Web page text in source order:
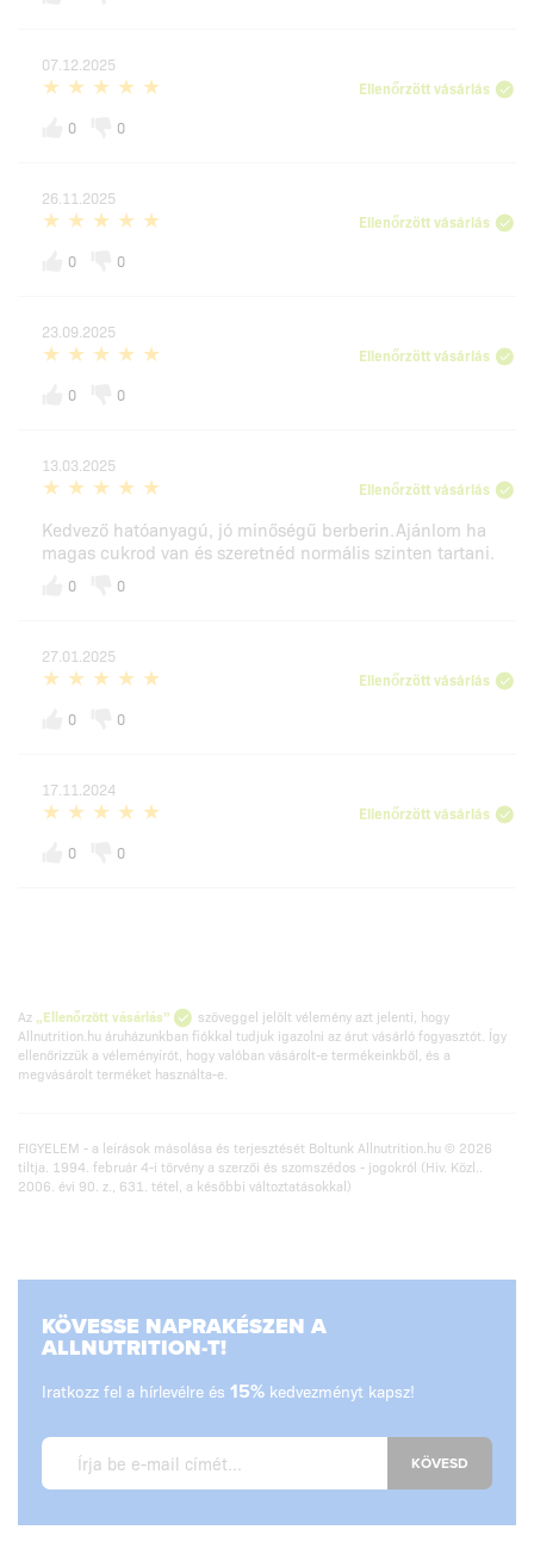
07.12.2025
Ellenőrzött vásárlás
0
0
26.11.2025
Ellenőrzött vásárlás
0
0
23.09.2025
Ellenőrzött vásárlás
0
0
13.03.2025
Ellenőrzött vásárlás
Kedvező hatóanyagú, jó minőségű berberin.Ajánlom ha
magas cukrod van és szeretnéd normális szinten tartani.
0 0
27.01.2025
Ellenőrzött vásárlás
0
0
17.11.2024
Ellenőrzött vásárlás
0
0
Az „Ellenőrzött vásárlás”
szöveggel jelölt vélemény azt jelenti, hogy
Allnutrition.hu áruházunkban fiókkal tudjuk igazolni az árut vásárló fogyasztót. Így
ellenőrizzük a véleményírót, hogy valóban vásárolt-e termékeinkből, és a
megvásárolt terméket használta-e.
FIGYELEM - a leírások másolása és terjesztését Boltunk Allnutrition.hu © 2026
tiltja. 1994. február 4-i törvény a szerzői és szomszédos - jogokról (Hiv. Közl..
2006. évi 90. z., 631. tétel, a későbbi változtatásokkal)
KÖVESSE NAPRAKÉSZEN A
ALLNUTRITION-T!
Iratkozz fel a hírlevélre és 15% kedvezményt kapsz!
KÖVESD